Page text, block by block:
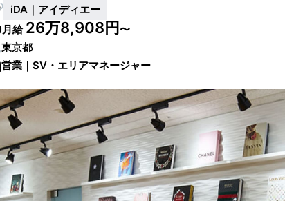
iDA｜アイディエー
月給 26万8,908円〜
東京都
営業｜SV・エリアマネージャー